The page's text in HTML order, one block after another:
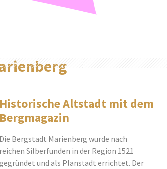
Historische Altstadt mit dem
Bergmagazin
Die Bergstadt Marienberg wurde nach
reichen Silberfunden in der Region 1521
gegründet und als Planstadt errichtet. Der